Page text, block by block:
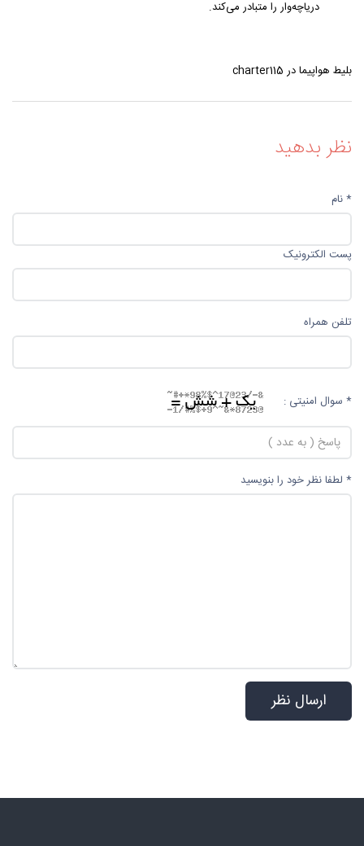
دریاچه‌وار را متبادر می‌کند.
بلیط هواپیما در charter115
نظر بدهید
* نام
پست الکترونیک
تلفن همراه
* سوال امنیتی :
* لطفا نظر خود را بنویسید